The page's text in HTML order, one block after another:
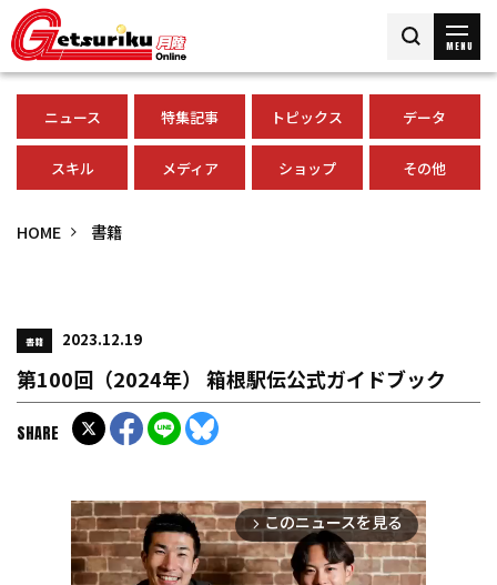
MENU
ニュース 特集記事 トピックス データ
スキル メディア ショップ その他
HOME 書籍
書籍 2023.12.19
第100回（2024年） 箱根駅伝公式ガイドブック
SHARE
arrow_forward_ios このニュースを見る